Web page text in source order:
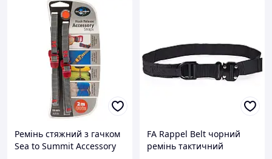
Ремінь стяжний з гачком
Sea to Summit Accessory
FA Rappel Belt чорний
ремінь тактичний